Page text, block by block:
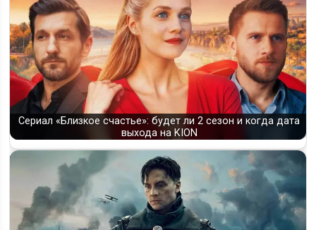
Сериал «Близкое счастье»: будет ли 2 сезон и когда дата
выхода на KION